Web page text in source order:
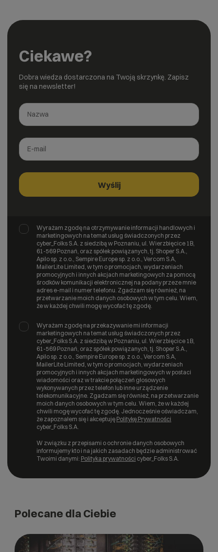
Ciekawe?
Dobra wiedza dostarczona na Twoją skrzynkę. Zapisz
się na newsletter!
Wyrażam zgodę na otrzymywanie informacji handlowych i
marketingowych na temat usług świadczonych przez
cyber_Folks S.A. z siedzibą w Poznaniu, ul. Wierzbięcice 1B,
61-569 Poznań, oraz spółek powiązanych, tj. Shoper S.A.,
Apilo sp. z o.o., Sempire Europe sp. z o.o., Vercom S.A,
MailerLite Limited, w tym o promocjach, wydarzeniach
promocyjnych i innych akcjach marketingowych za pomocą
środków komunikacji elektronicznej na podany przeze mnie
adres e-mail i numer telefonu. Zgadzam się również, na
przetwarzanie moich danych osobowych w tym celu. Wiem,
że w każdej chwili mogę wycofać tę zgodę.
Wyrażam zgodę na przekazywanie mi informacji
marketingowych na temat usług świadczonych przez
cyber_Folks S.A. z siedzibą w Poznaniu, ul. Wierzbięcice 1B,
61-569 Poznań, oraz spółek powiązanych, tj. Shoper S.A.,
Apilo sp. z o.o., Sempire Europe sp. z o.o., Vercom S.A,
MailerLite Limited, w tym o promocjach, wydarzeniach
promocyjnych i innych akcjach marketingowych w postaci
wiadomości oraz w trakcie połączeń głosowych
wykonywanych przez telefon lub inne urządzenie
telekomunikacyjne. Zgadzam się również, na przetwarzanie
moich danych osobowych w tym celu. Wiem, że w każdej
chwili mogę wycofać tę zgodę. Jednocześnie oświadczam,
że zapoznałem się i akceptuję Politykę Prywatności
cyber_Folks S.A.
W związku z przepisami o ochronie danych osobowych
informujemy kto i na jakich zasadach będzie administrować
Twoimi danymi: Polityka prywatności cyber_Folks S.A.
Polecane dla Ciebie